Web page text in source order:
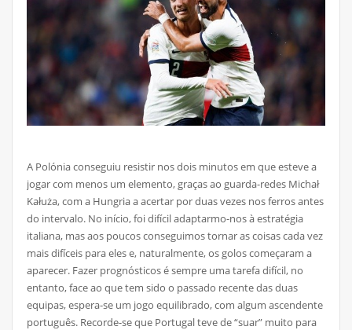
A Polónia conseguiu resistir nos dois minutos em que esteve a
jogar com menos um elemento, graças ao guarda-redes Michał
Kałuża, com a Hungria a acertar por duas vezes nos ferros antes
do intervalo. No início, foi difícil adaptarmo-nos à estratégia
italiana, mas aos poucos conseguimos tornar as coisas cada vez
mais difíceis para eles e, naturalmente, os golos começaram a
aparecer. Fazer prognósticos é sempre uma tarefa difícil, no
entanto, face ao que tem sido o passado recente das duas
equipas, espera-se um jogo equilibrado, com algum ascendente
português. Recorde-se que Portugal teve de “suar” muito para